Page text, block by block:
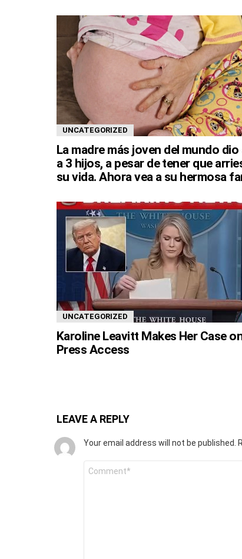
UNCATEGORIZED
La madre más joven del mundo dio
a 3 hijos, a pesar de tener que
su vida. Ahora vea a su hermosa
UNCATEGORIZED
Karoline Leavitt Makes Her Case
Press Access
LEAVE A REPLY
Your email address will not be published.